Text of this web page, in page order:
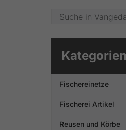
Kategorien
Fischereinetze
Fischerei Artikel
Reusen und Körbe